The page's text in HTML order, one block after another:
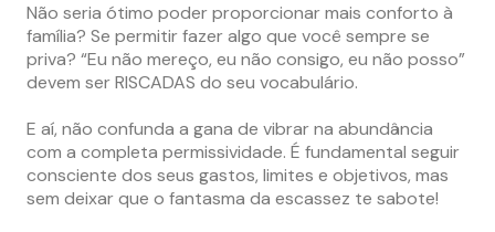
Não seria ótimo poder proporcionar mais conforto à
família? Se permitir fazer algo que você sempre se
priva? “Eu não mereço, eu não consigo, eu não posso”
devem ser RISCADAS do seu vocabulário.
E aí, não confunda a gana de vibrar na abundância
com a completa permissividade. É fundamental seguir
consciente dos seus gastos, limites e objetivos, mas
sem deixar que o fantasma da escassez te sabote!